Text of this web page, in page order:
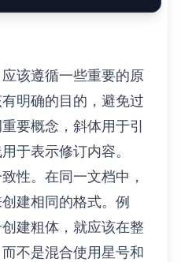
该遵循一些重要的原
明确的目的，避免过
要概念，斜体用于引
于表示修订内容。
性。在同一文档中，
建相同的格式。例
建粗体，就应该在整
不是混合使用星号和